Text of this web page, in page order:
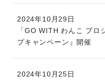
2024年10月29日
「GO WITH わんこ プロ
プキャンペーン』開催
2024年10月25日